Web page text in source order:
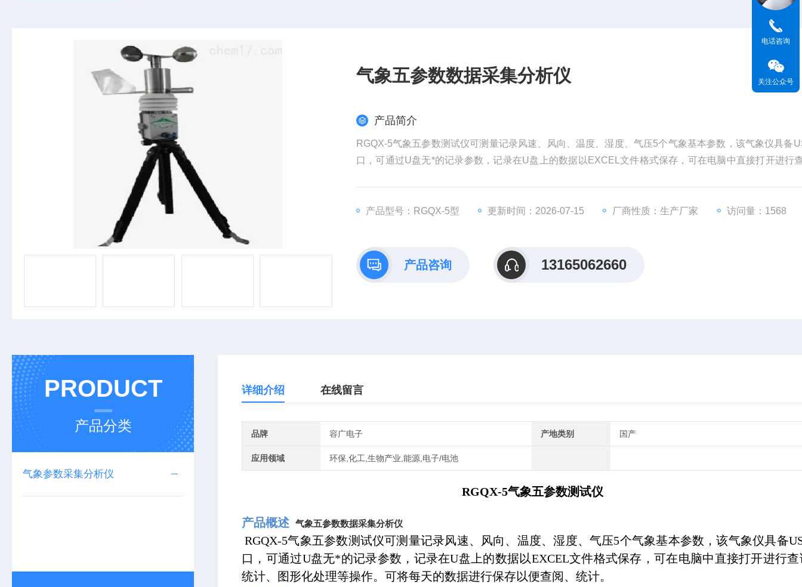
气象五参数数据采集分析仪
产品简介
RGQX-5气象五参数测试仪可测量记录风速、风向、温度、湿度、气压5个气象基本参数，该气象仪具备
口，可通过U盘无*的记录参数，记录在U盘上的数据以EXCEL文件格式保存，可在电脑中直接打开进行
产品型号：RGQX-5型 更新时间：2026-07-15 厂商性质：生产厂家 访问量：1568
产品咨询 13165062660
PRODUCT
产品分类
气象参数采集分析仪
详细介绍 在线留言
品牌 容广电子 产地类别 国产
应用领域 环保,化工,生物产业,能源,电子/电池
RGQX-5气象五参数测试仪
产品概述 气象五参数数据采集分析仪
RGQX-5气象五参数测试仪可测量记录风速、风向、温度、湿度、气压5个气象基本参数，该气象仪具备
口，可通过U盘无*的记录参数，记录在U盘上的数据以EXCEL文件格式保存，可在电脑中直接打开进行查
统计、图形化处理等操作。可将每天的数据进行保存以便查阅、统计。
电话咨询
关注公众号